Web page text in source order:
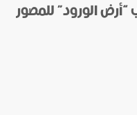
الورود” للمصور